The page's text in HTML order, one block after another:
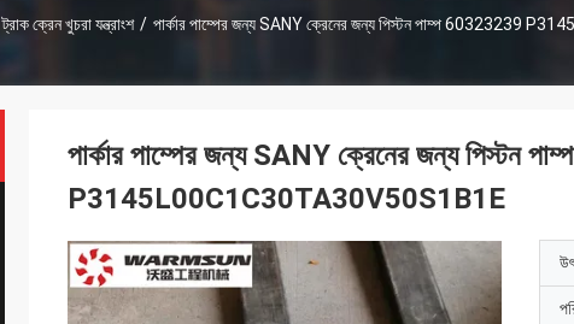
ট্রাক ক্রেন খুচরা যন্ত্রাংশ / পার্কার পাম্পের জন্য SANY ক্রেনের জন্য পিস্টন পাম্প 60323239
পার্কার পাম্পের জন্য SANY ক্রেনের জন্য পিস্টন
P3145L00C1C30TA30V50S1B1E